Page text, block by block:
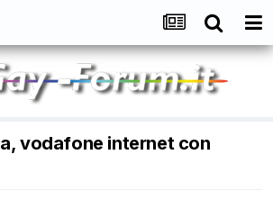
vodafone internet con